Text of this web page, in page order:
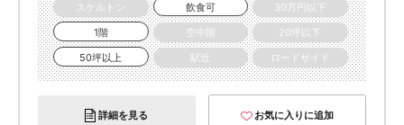
スケルトン
飲食可
30万円以下
1階
空中階
20坪以下
50坪以上
駅近 ロードサイド
詳細を見る お気に入りに追加